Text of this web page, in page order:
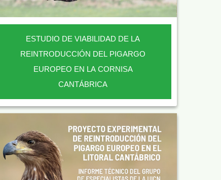
ESTUDIO DE VIABILIDAD DE LA
REINTRODUCCIÓN DEL PIGARGO
EUROPEO EN LA CORNISA
CANTÁBRICA